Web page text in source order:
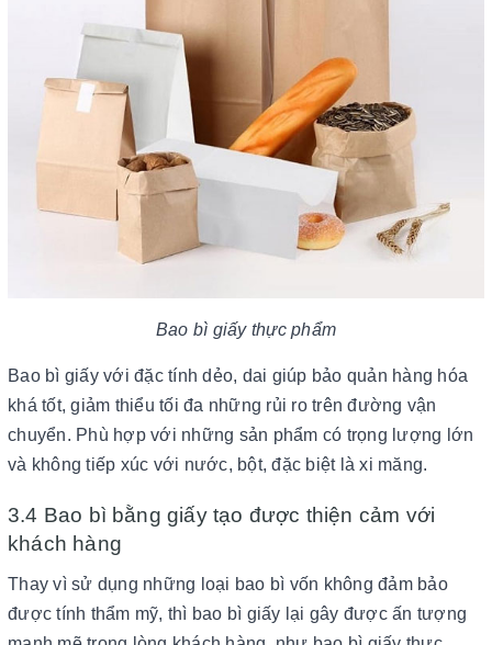
Bao bì giấy thực phẩm
Bao bì giấy với đặc tính dẻo, dai giúp bảo quản hàng hóa
khá tốt, giảm thiểu tối đa những rủi ro trên đường vận
chuyển. Phù hợp với những sản phẩm có trọng lượng lớn
và không tiếp xúc với nước, bột, đặc biệt là xi măng.
3.4 Bao bì bằng giấy tạo được thiện cảm với
khách hàng
Thay vì sử dụng những loại bao bì vốn không đảm bảo
được tính thẩm mỹ, thì bao bì giấy lại gây được ấn tượng